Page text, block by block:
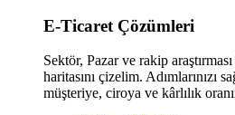
E-Ticaret Çözümleri
Sektör, Pazar ve rakip
haritasını çizelim. Adımlarınızı
müşteriye, ciroya ve kârlılık